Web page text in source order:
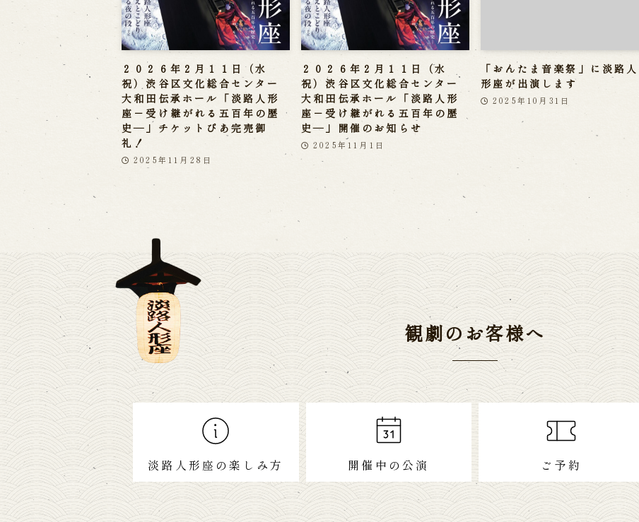
２０２６年２月１１日（水
祝）渋谷区文化総合センター
大和田伝承ホール「淡路人形
座－受け継がれる五百年の歴
史―」チケットぴあ完売御
礼！
2025年11月28日
２０２６年２月１１日（水
祝）渋谷区文化総合センター
大和田伝承ホール「淡路人形
座－受け継がれる五百年の歴
史―」開催のお知らせ
2025年11月1日
「おんたま音楽祭」に淡路人
形座が出演します
2025年10月31日
観劇のお客様へ
淡路人形座の楽しみ方 開催中の公演 ご予約